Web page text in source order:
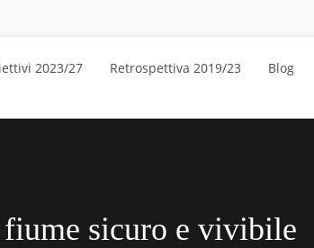
2023/27 Retrospettiva 2019/23 Blog
sicuro e vivibile